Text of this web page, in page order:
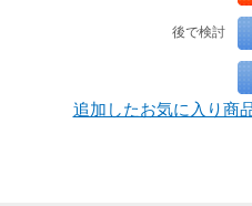
後で検討
追加したお気に入り商